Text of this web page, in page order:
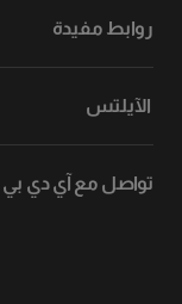
روابط مفيدة
الآيلتس
تواصل مع آي دي بي